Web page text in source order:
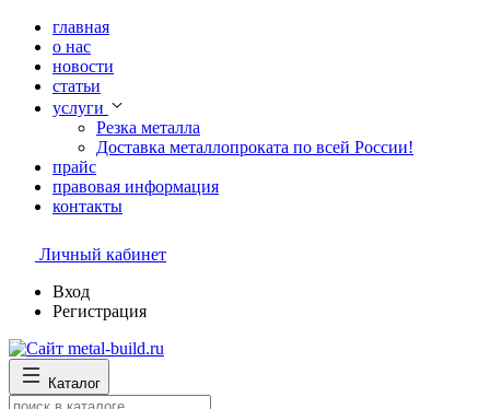
главная
о нас
новости
статьи
услуги
Резка металла
Доставка металлопроката по всей России!
прайс
правовая информация
контакты
Личный кабинет
Вход
Регистрация
Каталог